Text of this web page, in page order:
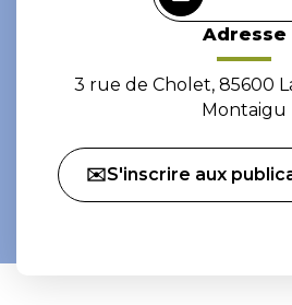
Adresse
3 rue de Cholet, 85600
Montaigu
✉️S'inscrire aux